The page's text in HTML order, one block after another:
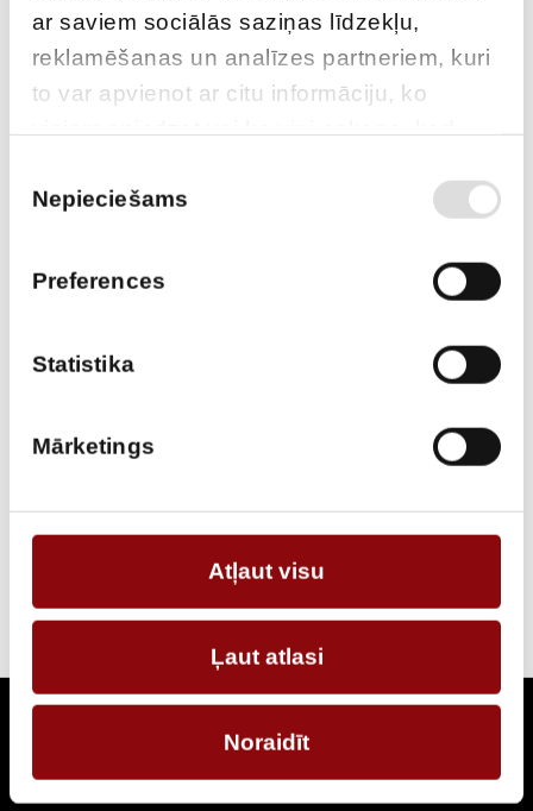
ar saviem sociālās saziņas līdzekļu,
reklamēšanas un analīzes partneriem, kuri
to var apvienot ar citu informāciju, ko
viņiem sniedzat vai ko viņi apkopo, kad
izvēle
Nepieciešams
Preferences
Statistika
Mārketings
Atļaut visu
Ļaut atlasi
Noraidīt
Starteris rokas DB23i
12 nedēļas
APRAKSTS
PIEPRASĪT PIEDĀVĀJUMU
IZMĒRI 30x30x10 cm
Seko jaunumiem